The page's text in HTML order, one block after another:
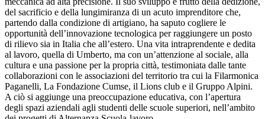
del sacrificio e della lungimiranza di un acuto imprenditore che,
partendo dalla condizione di artigiano, ha saputo cogliere le
opportunità dell’innovazione tecnologica per raggiungere un posto
di rilievo sia in Italia che all’estero. Una vita intraprendente e dedita
al lavoro, quella di Umberto, ma con un’attenzione al sociale, alla
cultura e una passione per la propria città, testimoniata dalle tante
collaborazioni con le associazioni del territorio tra cui la Filarmonica
Paganelli, La Fondazione Cumse, il Lions club e il Gruppo Alpini.
A ciò si aggiunge una preoccupazione educativa, con l’apertura
degli spazi aziendali agli studenti delle scuole superiori, nell’ambito